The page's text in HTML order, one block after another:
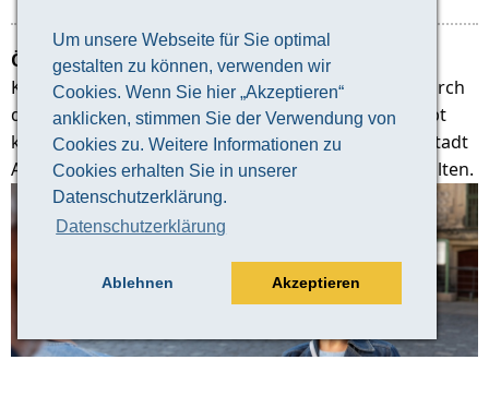
Um unsere Webseite für Sie optimal
gestalten zu können, verwenden wir
Cookies. Wenn Sie hier „Akzeptieren“
anklicken, stimmen Sie der Verwendung von
Cookies zu. Weitere Informationen zu
Cookies erhalten Sie in unserer
Datenschutzerklärung.
Datenschutzerklärung
Ablehnen Akzeptieren
Öffentliche Stadtführung mit Verkostung
Kommen Sie mit uns auf einen Entdeckungstour durch
die ehemalige Residenz der Wettiner Fürsten. Es gibt
keine bessere Art, einen guten Überblick über die Stadt
Altenburg und ihre 1000-jährige Geschichte zu erhalten.